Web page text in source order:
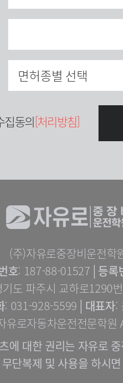
집동의[처리방침]
(주)자유로중장비운전학
호: 187-88-01527│ 등록
기도 파주시 교하로1290
: 031-928-5599│ 대표자:
로자동차운전전문학
에 대한 권리는 자유로
단복제 및 사용을 하시